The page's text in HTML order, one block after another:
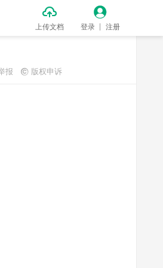

上传文档

登录 注册
报  版权申诉